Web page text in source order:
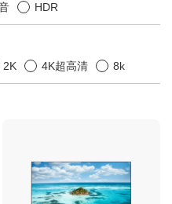
HDR
2K 4K超高清 8k